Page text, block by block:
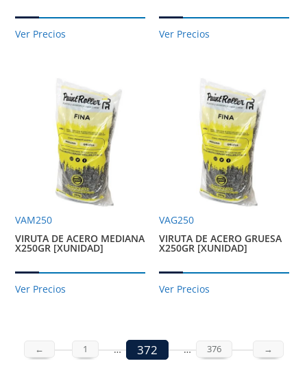
Ver Precios Ver Precios
VAM250
VIRUTA DE ACERO MEDIANA
X250GR [XUNIDAD]
Ver Precios
VAG250
VIRUTA DE ACERO GRUESA
X250GR [XUNIDAD]
Ver Precios
← 1 … 372 … 376 →